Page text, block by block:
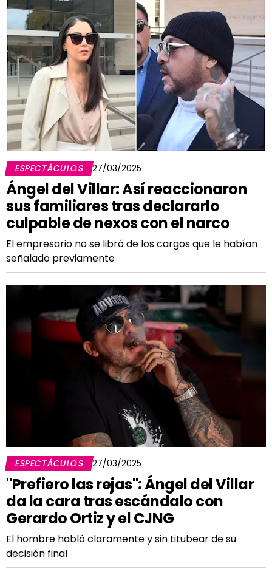
ESPECTÁCULOS 27/03/2025
Ángel del Villar: Así reaccionaron
sus familiares tras declararlo
culpable de nexos con el narco
El empresario no se libró de los cargos que le habían
señalado previamente
ESPECTÁCULOS 27/03/2025
"Prefiero las rejas": Ángel del Villar
da la cara tras escándalo con
Gerardo Ortiz y el CJNG
El hombre habló claramente y sin titubear de su
decisión final